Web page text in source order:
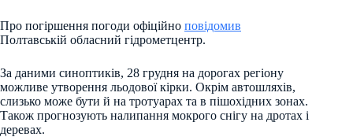
Про погіршення погоди офіційно повідомив
Полтавській обласний гідрометцентр.
За даними синоптиків, 28 грудня на дорогах регіону
можливе утворення льодової кірки. Окрім автошляхів,
слизько може бути й на тротуарах та в пішохідних зонах.
Також прогнозують налипання мокрого снігу на дротах і
деревах.